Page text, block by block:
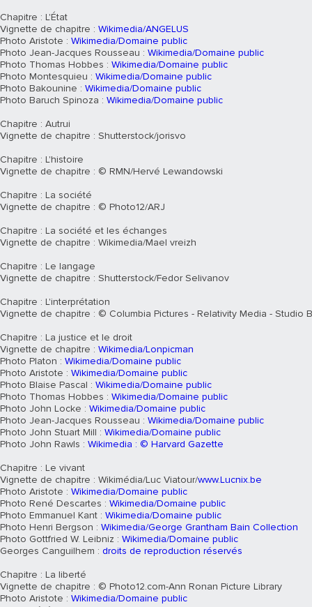
Chapitre : L'État
Vignette de chapitre : Wikimedia/ANGELUS
Photo Aristote : Wikimedia/Domaine public
Photo Jean-Jacques Rousseau : Wikimedia/Domaine public
Photo Thomas Hobbes : Wikimedia/Domaine public
Photo Montesquieu : Wikimedia/Domaine public
Photo Bakounine : Wikimedia/Domaine public
Photo Baruch Spinoza : Wikimedia/Domaine public
Chapitre : Autrui
Vignette de chapitre : Shutterstock/jorisvo
Chapitre : L'histoire
Vignette de chapitre : © RMN/Hervé Lewandowski
Chapitre : La société
Vignette de chapitre : © Photo12/ARJ
Chapitre : La société et les échanges
Vignette de chapitre : Wikimedia/Mael vreizh
Chapitre : Le langage
Vignette de chapitre : Shutterstock/Fedor Selivanov
Chapitre : L'interprétation
Vignette de chapitre : © Columbia Pictures - Relativity Media - Studio
Chapitre : La justice et le droit
Vignette de chapitre : Wikimedia/Lonpicman
Photo Platon : Wikimedia/Domaine public
Photo Aristote : Wikimedia/Domaine public
Photo Blaise Pascal : Wikimedia/Domaine public
Photo Thomas Hobbes : Wikimedia/Domaine public
Photo John Locke : Wikimedia/Domaine public
Photo Jean-Jacques Rousseau : Wikimedia/Domaine public
Photo John Stuart Mill : Wikimedia/Domaine public
Photo John Rawls : Wikimedia : © Harvard Gazette
Chapitre : Le vivant
Vignette de chapitre : Wikimédia/Luc Viatour/www.Lucnix.be
Photo Aristote : Wikimedia/Domaine public
Photo René Descartes : Wikimedia/Domaine public
Photo Emmanuel Kant : Wikimedia/Domaine public
Photo Henri Bergson : Wikimedia/George Grantham Bain Collection
Photo Gottfried W. Leibniz : Wikimedia/Domaine public
Georges Canguilhem : droits de reproduction réservés
Chapitre : La liberté
Vignette de chapitre : © Photo12.com-Ann Ronan Picture Library
Photo Aristote : Wikimedia/Domaine public